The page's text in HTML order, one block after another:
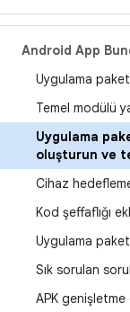
Android App
Uygulama
Temel modülü
Uygulama
oluşturun ve
Cihaz
Kod şeffaflığı
Uygulama
Sık sorulan
APK genişletme